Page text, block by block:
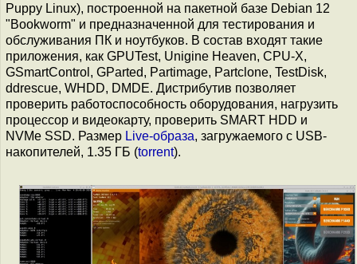
Puppy Linux), построенной на пакетной базе Debian 12
"Bookworm" и предназначенной для тестирования и
обслуживания ПК и ноутбуков. В состав входят такие
приложения, как GPUTest, Unigine Heaven, CPU-X,
GSmartControl, GParted, Partimage, Partclone, TestDisk,
ddrescue, WHDD, DMDE. Дистрибутив позволяет
проверить работоспособность оборудования, нагрузить
процессор и видеокарту, проверить SMART HDD и
NVMe SSD. Размер Live-образа, загружаемого с USB-
накопителей, 1.35 ГБ (torrent).